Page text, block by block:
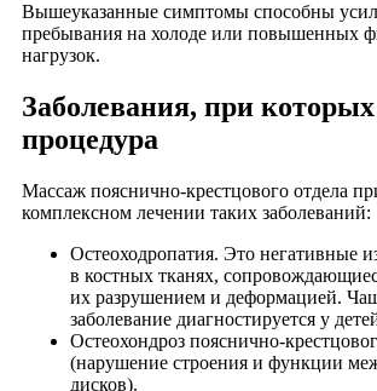
Вышеуказанные симптомы способны
пребывания на холоде или повышенных
нагрузок.
Заболевания, при
процедура
Массаж пояснично-крестцового отдела
комплексном лечении таких заболеваний:
Остеоходропатия. Это негативные
в костных тканях,
их разрушением и деформацией.
заболевание диагностируется у
Остеохондроз пояснично-
(нарушение строения и функции
дисков).